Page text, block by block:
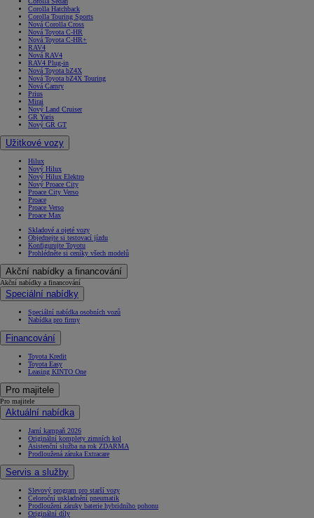
Corolla Hatchback
Corolla Touring Sports
Nová Corolla Cross
Nová Toyota C-HR
Nová Toyota C-HR+
RAV4
Nová RAV4
RAV4 Plug-in
Nová Toyota bZ4X
Nová Toyota bZ4X Touring
Nová Camry
Prius
Mirai
Nový Land Cruiser
GR Yaris
Nový GR GT
Užitkové vozy
Hilux
Nový Hilux
Nový Hilux Elektro
Nový Proace City
Proace City Verso
Proace
Proace Verso
Proace Max
Skladové a ojeté vozy
Objednejte si testovací jízdu
Konfigurujte Toyotu
Prohlédněte si ceníky všech modelů
Akční nabídky a financování
Akční nabídky a financování
Speciální nabídky
Speciální nabídka osobních vozů
Nabídka pro firmy
Financování
Toyota Kredit
Toyota Easy
Leasing KINTO One
Pro majitele
Pro majitele
Aktuální nabídka
Jarní kampaň 2026
Originální komplety zimních kol
Asistenční služba na rok ZDARMA
Prodloužená záruka Extracare
Servis a služby
Slevový program pro starší vozy
Celoroční uskladnění pneumatik
Prodloužení záruky baterie hybridního pohonu
Originální díly